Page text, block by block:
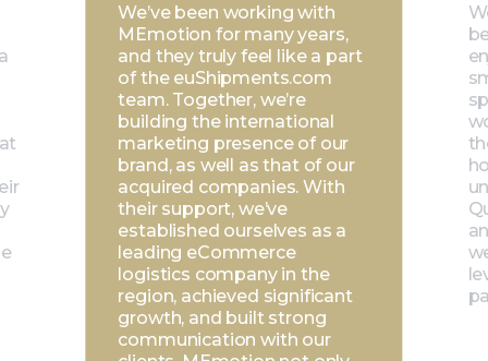
We’ve been working with
MEmotion for many years,
and they truly feel like a part
of the euShipments.com
team. Together, we’re
building the international
marketing presence of our
brand, as well as that of our
acquired companies. With
their support, we’ve
established ourselves as a
leading eCommerce
logistics company in the
region, achieved significant
growth, and built strong
communication with our